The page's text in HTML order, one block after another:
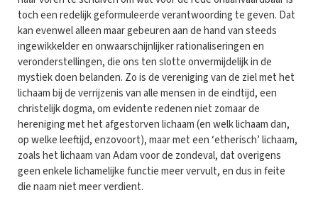
toch een redelijk geformuleerde verantwoording te geven. Dat
kan evenwel alleen maar gebeuren aan de hand van steeds
ingewikkelder en onwaarschijnlijker rationaliseringen en
veronderstellingen, die ons ten slotte onvermijdelijk in de
mystiek doen belanden. Zo is de vereniging van de ziel met het
lichaam bij de verrijzenis van alle mensen in de eindtijd, een
christelijk dogma, om evidente redenen niet zomaar de
hereniging met het afgestorven lichaam (en welk lichaam dan,
op welke leeftijd, enzovoort), maar met een ‘etherisch’ lichaam,
zoals het lichaam van Adam voor de zondeval, dat overigens
geen enkele lichamelijke functie meer vervult, en dus in feite
die naam niet meer verdient.